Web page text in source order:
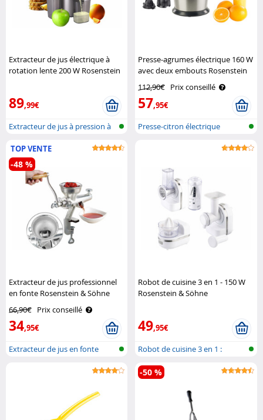
Extracteur de jus électrique à
rotation lente 200 W Rosenstein
89,99€
Extracteur de jus à pression à
Presse-agrumes électrique 160 W
avec deux embouts Rosenstein
112,90€ Prix conseillé
57,95€
Presse-citron électrique
TOP VENTE
Extracteur de jus professionnel
en fonte Rosenstein & Söhne
66,90€ Prix conseillé
34,95€
-48 %
Extracteur de jus en fonte
Robot de cuisine 3 en 1 - 150 W
Rosenstein & Söhne
49,95€
Robot de cuisine 3 en 1 :
desserts,..
-50 %